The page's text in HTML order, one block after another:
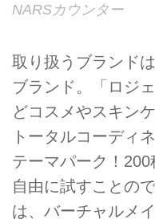
NARSカウンター
取り扱うブランド
ブランド。「ロジ
どコスメやスキン
トータルコーディ
テーマパーク！
自由に試すことの
は、バーチャルメ